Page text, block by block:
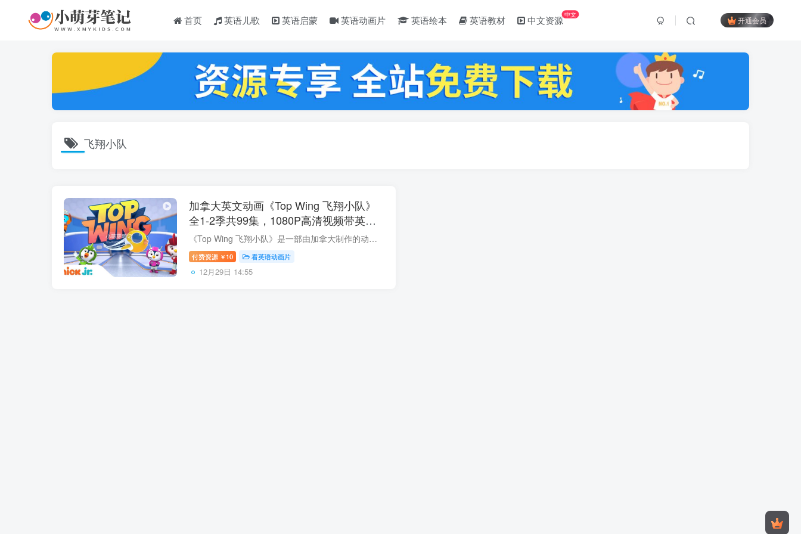
首页 英语儿歌 英语启蒙 英语动画片 英语绘本 英语教材 中文资源中文
开通会员
飞翔小队
加拿大英文动画《Top Wing 飞翔小队》
全1-2季共99集，1080P高清视频带英文
字幕，百度云网盘下载！
《Top Wing 飞翔小队》是一部由加拿大制作的动画电视节目，专为学龄前儿童设计。该剧由9 Story Media Group和Nickelodeon合作推出，围绕四名年轻的鸟类学员——Swift（迅飞）、Penny（小佩）、R...
付费资源 ￥ 10 看英语动画片
12月29日 14:55